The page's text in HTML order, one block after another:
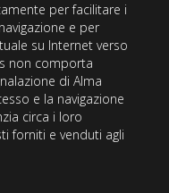
per facilitare i
e per
su Internet verso
non comporta
di Alma
e la navigazione
circa i loro
forniti e venduti agli